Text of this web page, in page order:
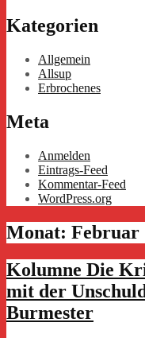
Kategorien
Allgemein
Allsup
Erbrochenes
Meta
Anmelden
Eintrags-Feed
Kommentar-Feed
WordPress.org
Monat: Februar
Kolumne Die
mit der
Burmester